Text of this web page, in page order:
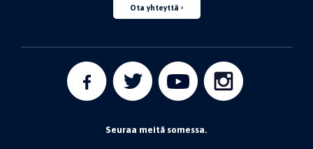
Ota yhteyttä
Seuraa meitä somessa.